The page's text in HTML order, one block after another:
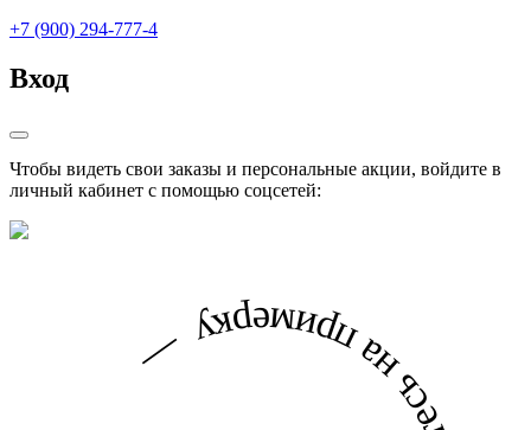
+7 (900) 294-777-4
Вход
Чтобы видеть свои заказы и персональные акции, войдите в
личный кабинет с помощью соцсетей: